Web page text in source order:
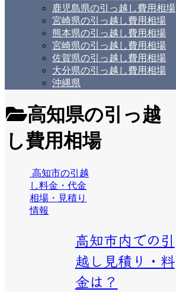
鹿児島県の引っ越し費用相場
宮崎県の引っ越し費用相場
熊本県の引っ越し費用相場
宮崎県の引っ越し費用相場
佐賀県の引っ越し費用相場
大分県の引っ越し費用相場
沖縄県
高知県の引っ越
し費用相場
高知市の引越
し料金・代金
相場・見積り
情報
高知市内での引
越し見積り・料
金は？